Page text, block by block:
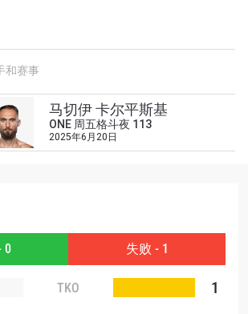
和赛事
马切伊 卡尔平斯基
ONE 周五格斗夜 113
2025年6月20日
0 失败 - 1
TKO 1
集锦
ONE冠军赛，现在注册获得权限了
锁特别福利以及优先机遇获得直播
！
订阅